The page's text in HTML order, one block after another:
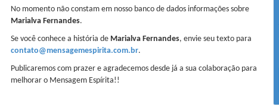
No momento não constam em nosso banco de dados informações sobre
Marialva Fernandes.
Se você conhece a história de Marialva Fernandes, envie seu texto para
contato@mensagemespirita.com.br.
Publicaremos com prazer e agradecemos desde já a sua colaboração para
melhorar o Mensagem Espírita!!